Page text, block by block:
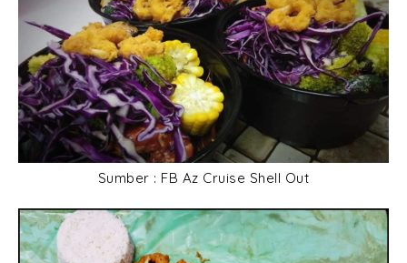
Sumber : FB Az Cruise Shell Out